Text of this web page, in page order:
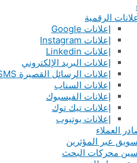
الرقمية
إعلانات Google
إعلانات Instagram
إعلانات Linkedin
إعلانات البريد الإلكتروني
إعلانات الرسائل القصيرة SMS
إعلانات السناب
إعلانات الفيسبوك
إعلانات تيك توك
إعلانات يوتيوب
العملاء
عبر المؤثرين
محركات البحث